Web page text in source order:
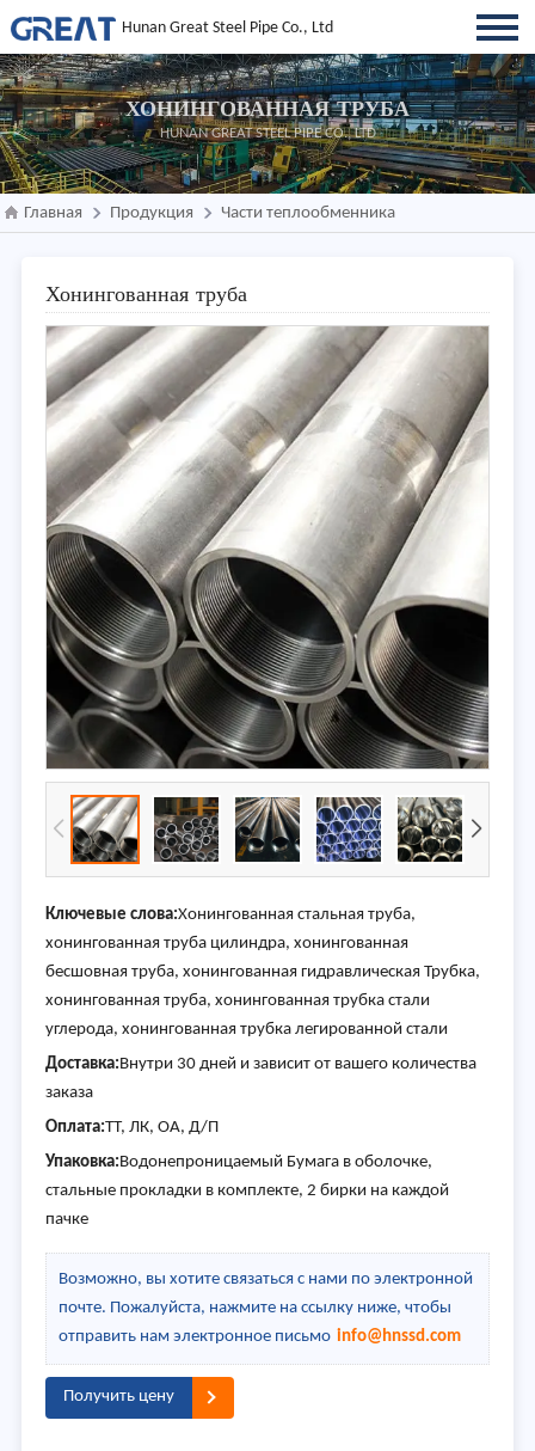
Hunan Great Steel Pipe Co., Ltd
ХОНИНГОВАННАЯ ТРУБА
HUNAN GREAT STEEL PIPE CO., LTD
Главная Продукция Части теплообменника
Хонингованная труба
Ключевые слова:Хонингованная стальная труба,
хонингованная труба цилиндра, хонингованная
бесшовная труба, хонингованная гидравлическая Трубка,
хонингованная труба, хонингованная трубка стали
углерода, хонингованная трубка легированной стали
Доставка:Внутри 30 дней и зависит от вашего количества
заказа
Оплата:ТТ, ЛК, ОА, Д/П
Упаковка:Водонепроницаемый Бумага в оболочке,
стальные прокладки в комплекте, 2 бирки на каждой
пачке
Возможно, вы хотите связаться с нами по электронной
почте. Пожалуйста, нажмите на ссылку ниже, чтобы
отправить нам электронное письмо info@hnssd.com
Получить цену